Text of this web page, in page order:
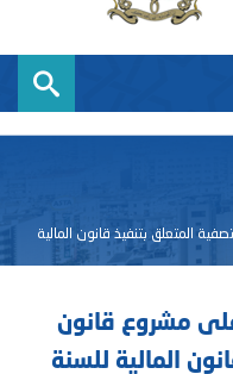
المتعلق بتنفيذ قانون المالية
مشروع قانون
المالية للسنة